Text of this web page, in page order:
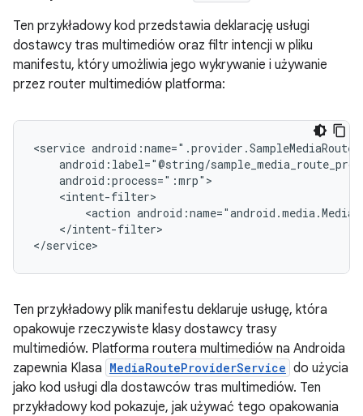
Ten przykładowy kod przedstawia deklarację usługi
dostawcy tras multimediów oraz filtr intencji w pliku
manifestu, który umożliwia jego wykrywanie i używanie
przez router multimediów platforma:
<service
<action
</intent-filter>
</service>
Ten przykładowy plik manifestu deklaruje usługę, która
opakowuje rzeczywiste klasy dostawcy trasy
multimediów. Platforma routera multimediów na Androida
zapewnia Klasa MediaRouteProviderService do użycia
jako kod usługi dla dostawców tras multimediów. Ten
przykładowy kod pokazuje, jak używać tego opakowania